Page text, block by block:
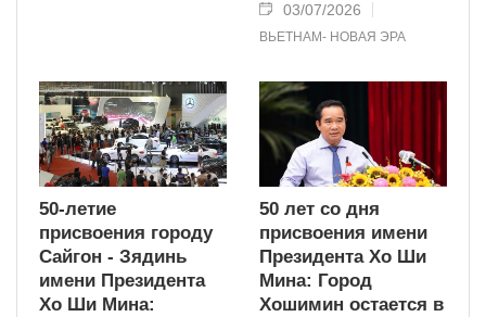
03/07/2026
ВЬЕТНАМ- НОВАЯ ЭРА
50-летие
присвоения городу
Сайгон - Зядинь
имени Президента
Хо Ши Мина:
50 лет со дня
присвоения имени
Президента Хо Ши
Мина: Город
Хошимин остается в